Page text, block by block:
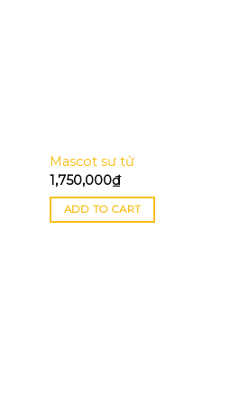
Mascot sư tử
1,750,000₫
ADD TO CART